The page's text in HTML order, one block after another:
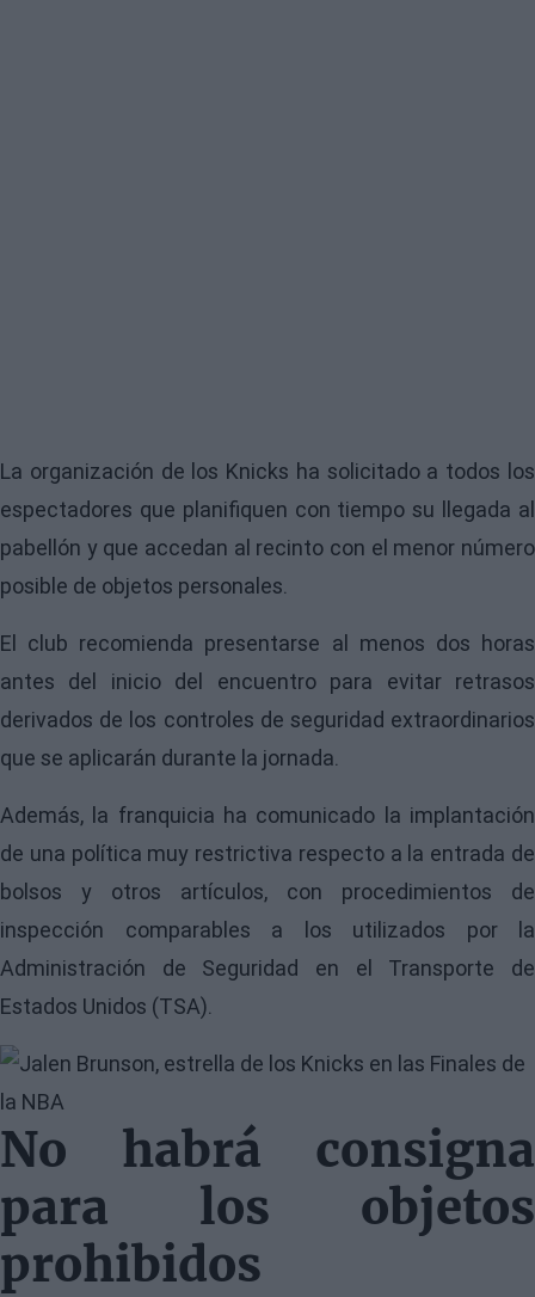
La organización de los Knicks ha solicitado a todos los
espectadores que planifiquen con tiempo su llegada al
pabellón y que accedan al recinto con el menor número
posible de objetos personales.
El club recomienda presentarse al menos dos horas
antes del inicio del encuentro para evitar retrasos
derivados de los controles de seguridad extraordinarios
que se aplicarán durante la jornada.
Además, la franquicia ha comunicado la implantación
de una política muy restrictiva respecto a la entrada de
bolsos y otros artículos, con procedimientos de
inspección comparables a los utilizados por la
Administración de Seguridad en el Transporte de
Estados Unidos (TSA).
Image
No habrá consigna
para los objetos
prohibidos